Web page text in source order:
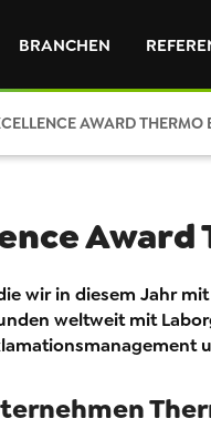
BRANCHEN
AWARD THERMO
wir in diesem Jahr
weltweit mit